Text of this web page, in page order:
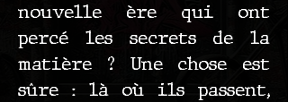
nouvelle ère qui ont
percé les secrets de la
matière ? Une chose est
sûre : là où ils passent,